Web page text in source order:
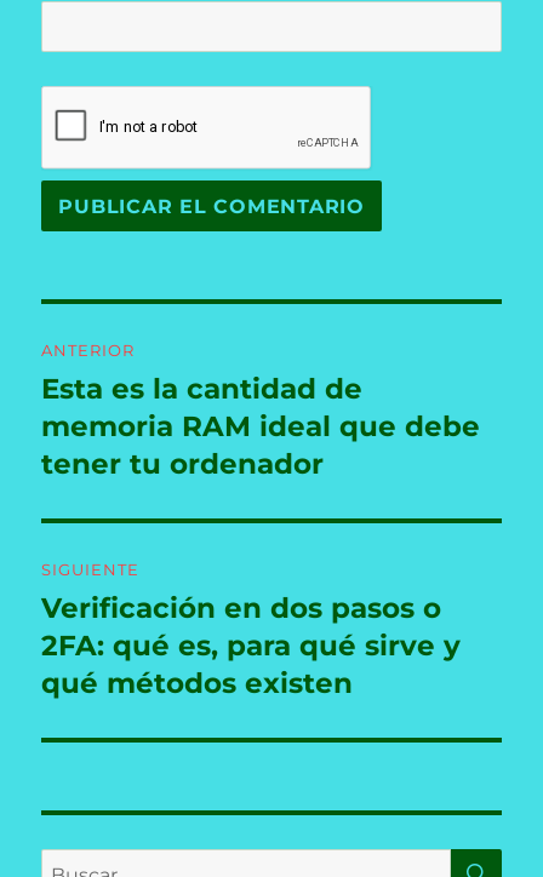
de
entradas
ANTERIOR
Entrada
anterior:
Esta es la cantidad de
memoria RAM ideal que debe
tener tu ordenador
SIGUIENTE
Entrada
siguiente:
Verificación en dos pasos o
2FA: qué es, para qué sirve y
qué métodos existen
Buscar